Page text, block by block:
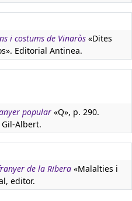
i costums de Vinaròs «Dites
Editorial Antinea.
popular «Q», p. 290.
Albert.
de la Ribera «Malalties i
editor.